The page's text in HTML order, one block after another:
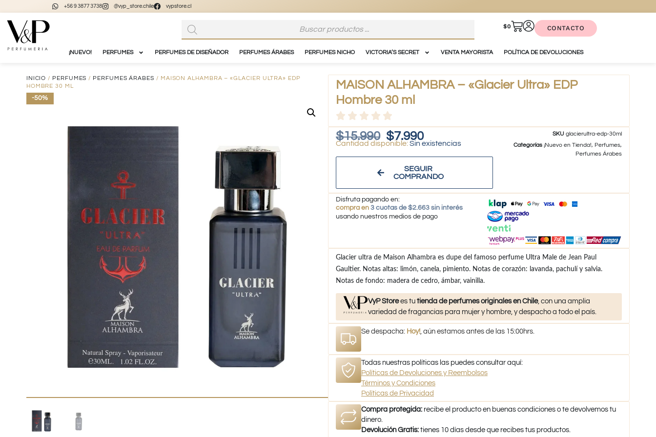
+56 9 3877 3738 @vyp_store.chile vypstore.cl
$0 CONTACTO
¡NUEVO! PERFUMES PERFUMES DE DISEÑADOR PERFUMES ÁRABES PERFUMES NICHO VICTORIA’S SECRET VENTA MAYORISTA POLÍTICA DE DEVOLUCIONES
INICIO / PERFUMES / PERFUMES ÁRABES / MAISON ALHAMBRA – «GLACIER ULTRA» EDP
HOMBRE 30 ML
-50%
MAISON ALHAMBRA – «Glacier Ultra» EDP
Hombre 30 ml
$15.990 $7.990
Sin existencias
SEGUIR
COMPRANDO
SKUglacierultra-edp-30ml
Categorías ¡Nuevo en Tienda!, Perfumes,
Perfumes Árabes
Disfruta pagando en:
compra en 3 cuotas de $2.663 sin interés
usando nuestros medios de pago
Glacier ultra de Maison Alhambra es dupe del famoso perfume Ultra Male de Jean Paul
Gaultier. Notas altas: limón, canela, pimiento. Notas de corazón: lavanda, pachulí y salvia.
Notas de fondo: madera de cedro, ámbar, vainilla.
VyP Storees tutienda de perfumes originales en Chile, con una amplia
variedad de fragancias para mujer y hombre, y despacho a todo el país.
Se despacha: Hoy!, aún estamos antes de las 15:00hrs.
Todas nuestras políticas las puedes consultar aquí:
Políticas de Devoluciones y Reembolsos
Términos y Condiciones
Políticas de Privacidad
Compra protegida: recibe el producto en buenas condiciones o te devolvemos tu
dinero.
Devolución Gratis: tienes 10 días desde que recibes tus productos.